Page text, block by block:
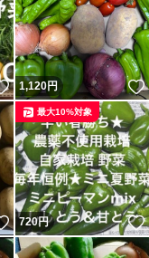
いいね！
1,120円
いいね！
720円
最大10%対象